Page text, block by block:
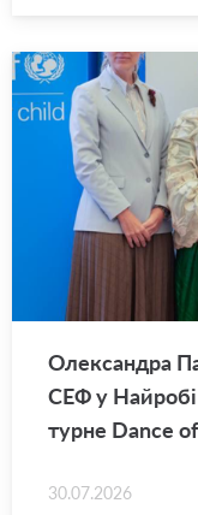
Оле­ксан­дра
СЕФ у Най­ро­бі
турне Dance
30.07.2026